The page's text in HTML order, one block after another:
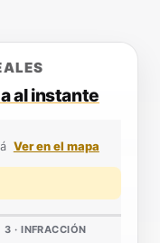
al instante
Ver en el mapa
3 · INFRACCIÓN